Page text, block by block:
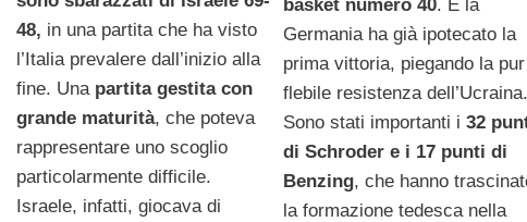
48, in una partita che ha visto
l’Italia prevalere dall’inizio alla
fine. Unapartita gestita con
grande maturità, che poteva
rappresentare uno scoglio
particolarmente difficile.
Israele, infatti, giocava di
basket numero 40. E la
Germania ha già ipotecato la
prima vittoria, piegando la pur
flebile resistenza dell’Ucraina.
Sono stati importanti i 32
di Schroder e i 17 punti di
Benzing, che hanno
la formazione tedesca nella